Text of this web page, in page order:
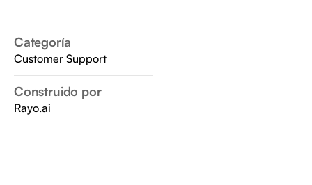
Categoría
Customer Support
Construido por
Rayo.ai